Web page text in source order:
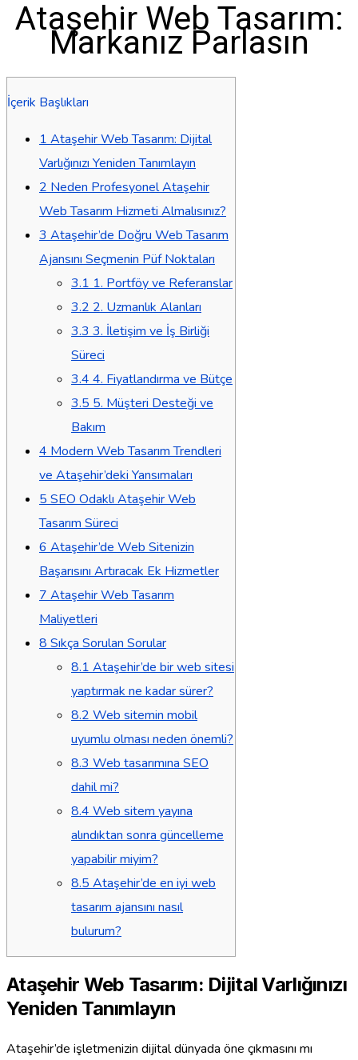
Ataşehir Web Tasarım:
Markanız Parlasın
İçerik Başlıkları
1 Ataşehir Web Tasarım: Dijital
Varlığınızı Yeniden Tanımlayın
2 Neden Profesyonel Ataşehir
Web Tasarım Hizmeti Almalısınız?
3 Ataşehir’de Doğru Web Tasarım
Ajansını Seçmenin Püf Noktaları
3.1 1. Portföy ve Referanslar
3.2 2. Uzmanlık Alanları
3.3 3. İletişim ve İş Birliği
Süreci
3.4 4. Fiyatlandırma ve Bütçe
3.5 5. Müşteri Desteği ve
Bakım
4 Modern Web Tasarım Trendleri
ve Ataşehir’deki Yansımaları
5 SEO Odaklı Ataşehir Web
Tasarım Süreci
6 Ataşehir’de Web Sitenizin
Başarısını Artıracak Ek Hizmetler
7 Ataşehir Web Tasarım
Maliyetleri
8 Sıkça Sorulan Sorular
8.1 Ataşehir’de bir web sitesi
yaptırmak ne kadar sürer?
8.2 Web sitemin mobil
uyumlu olması neden önemli?
8.3 Web tasarımına SEO
dahil mi?
8.4 Web sitem yayına
alındıktan sonra güncelleme
yapabilir miyim?
8.5 Ataşehir’de en iyi web
tasarım ajansını nasıl
bulurum?
Ataşehir Web Tasarım: Dijital Varlığınızı
Yeniden Tanımlayın
Ataşehir’de işletmenizin dijital dünyada öne çıkmasını mı